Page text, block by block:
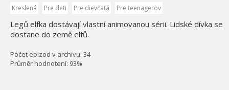
Kreslená Pre deti Pre dievčatá Pre teenagerov
Legů elfka dostávají vlastní animovanou sérii. Lidské dívka se
dostane do země elfů.
Počet epizod v archívu: 34
Průměr hodnotení: 93%